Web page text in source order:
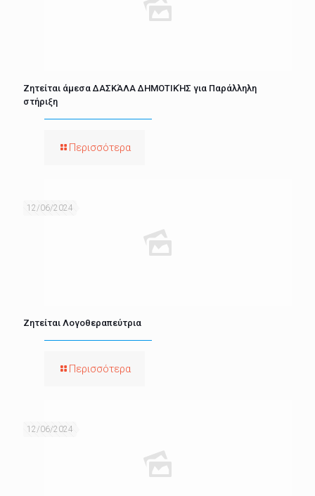
Ζητείται άμεσα ΔΑΣΚΆΛΑ ΔΗΜΟΤΙΚΉΣ για Παράλληλη
στήριξη
Περισσότερα
12/06/2024
Ζητείται Λογοθεραπεύτρια
Περισσότερα
12/06/2024